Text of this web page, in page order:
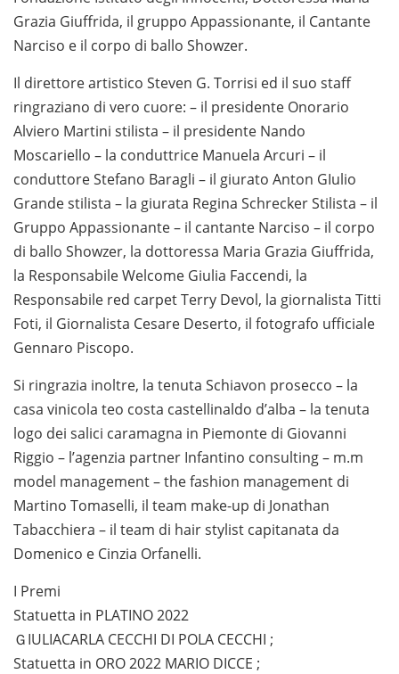
Grazia Giuffrida, il gruppo Appassionante, il Cantante
Narciso e il corpo di ballo Showzer.
Il direttore artistico Steven G. Torrisi ed il suo staff
ringraziano di vero cuore: – il presidente Onorario
Alviero Martini stilista – il presidente Nando
Moscariello – la conduttrice Manuela Arcuri – il
conduttore Stefano Baragli – il giurato Anton GIulio
Grande stilista – la giurata Regina Schrecker Stilista – il
Gruppo Appassionante – il cantante Narciso – il corpo
di ballo Showzer, la dottoressa Maria Grazia Giuffrida,
la Responsabile Welcome Giulia Faccendi, la
Responsabile red carpet Terry Devol, la giornalista Titti
Foti, il Giornalista Cesare Deserto, il fotografo ufficiale
Gennaro Piscopo.
Si ringrazia inoltre, la tenuta Schiavon prosecco – la
casa vinicola teo costa castellinaldo d’alba – la tenuta
logo dei salici caramagna in Piemonte di Giovanni
Riggio – l’agenzia partner Infantino consulting – m.m
model management – the fashion management di
Martino Tomaselli, il team make-up di Jonathan
Tabacchiera – il team di hair stylist capitanata da
Domenico e Cinzia Orfanelli.
I Premi
Statuetta in PLATINO 2022
ＧIULIACARLA CECCHI DI POLA CECCHI ;
Statuetta in ORO 2022 MARIO DICCE ;